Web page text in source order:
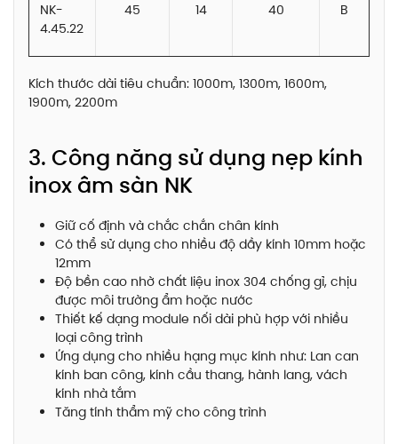
NK-
4.45.22
45 14 40 B
Kích thước dài tiêu chuẩn: 1000m, 1300m, 1600m,
1900m, 2200m
3. Công năng sử dụng nẹp kính
inox âm sàn NK
Giữ cố định và chắc chắn chân kính
Có thể sử dụng cho nhiều độ dầy kính 10mm hoặc
12mm
Độ bền cao nhờ chất liệu inox 304 chống gỉ, chịu
được môi trường ẩm hoặc nước
Thiết kế dạng module nối dài phù hợp với nhiều
loại công trình
Ứng dụng cho nhiều hạng mục kính như: Lan can
kính ban công, kính cầu thang, hành lang, vách
kính nhà tắm
Tăng tính thẩm mỹ cho công trình